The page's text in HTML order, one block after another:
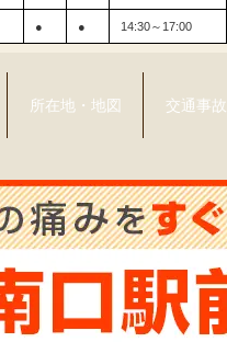
● ● 14:30～17:00
所在地・地図 交通事